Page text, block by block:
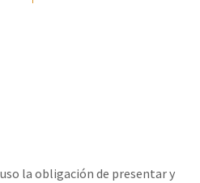
la obligación de presentar y